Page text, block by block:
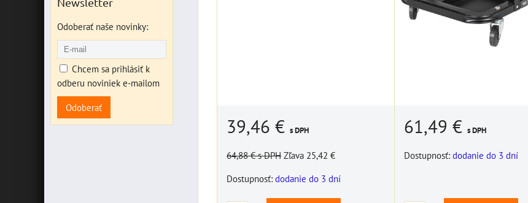
39,46 € s DPH
64,88 €s DPH Zľava 25,42 €
Dostupnosť: dodanie do 3 dní
61,49 € s DPH
Dostupnosť: dodanie do 3 dní
Odoberať naše novinky:
Chcem sa prihlásiť k
odberu noviniek e-mailom
Odoberať